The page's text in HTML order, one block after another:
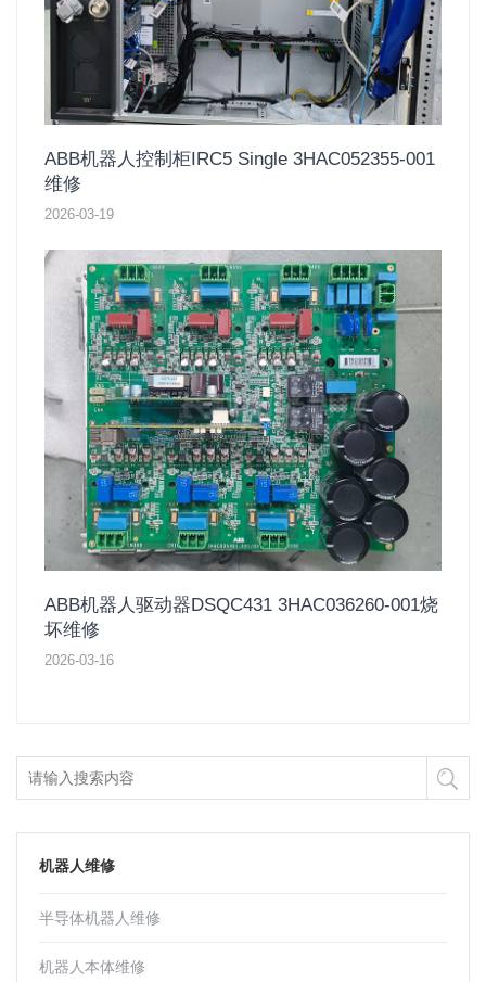
ABB机器人控制柜IRC5 Single 3HAC052355-001
维修
2026-03-19
ABB机器人驱动器DSQC431 3HAC036260-001烧
坏维修
2026-03-16
机器人维修
半导体机器人维修
机器人本体维修